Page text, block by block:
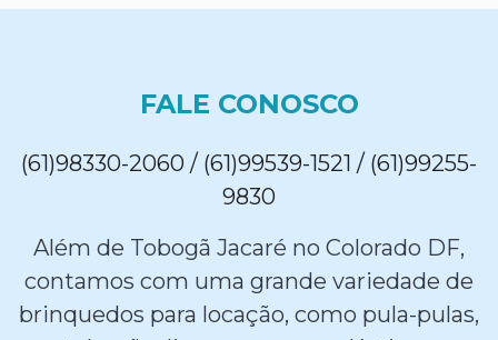
FALE CONOSCO
(61)98330-2060 / (61)99539-1521 / (61)99255-
9830
Além de Tobogã Jacaré no Colorado DF,
contamos com uma grande variedade de
brinquedos para locação, como pula-pulas,